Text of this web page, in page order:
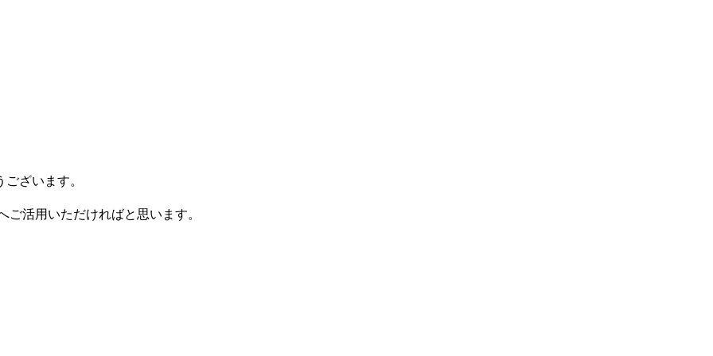
ざいます。
活用いただければと思います。